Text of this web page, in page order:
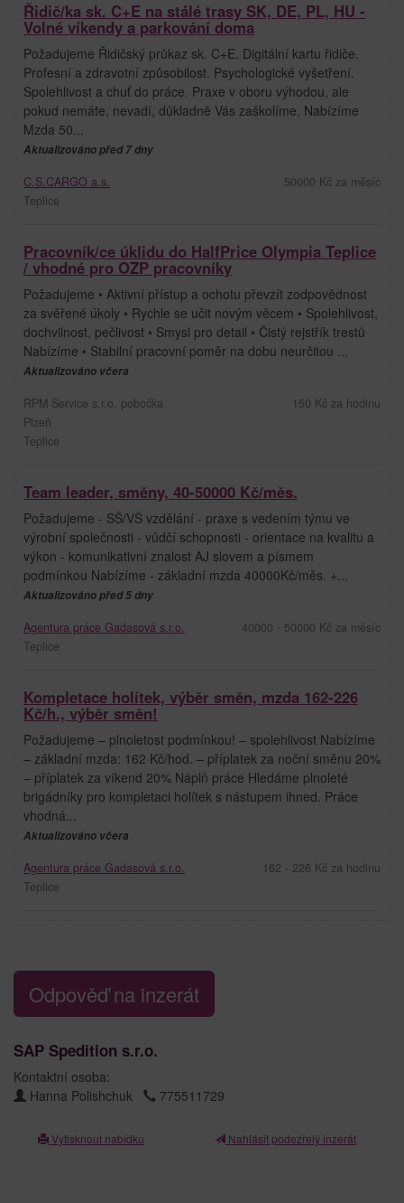
Řidič/ka sk. C+E na stálé trasy SK, DE, PL, HU -
Volné víkendy a parkování doma
Požadujeme Řidičský průkaz sk. C+E. Digitální kartu řidiče.
Profesní a zdravotní způsobilost. Psychologické vyšetření.
Spolehlivost a chuť do práce. Praxe v oboru výhodou, ale
pokud nemáte, nevadí, důkladně Vás zaškolíme. Nabízíme
Mzda 50...
Aktualizováno před 7 dny
C.S.CARGO a.s.
Teplice
50000 Kč za měsíc
Pracovník/ce úklidu do HalfPrice Olympia Teplice
/ vhodné pro OZP pracovníky
Požadujeme • Aktivní přístup a ochotu převzít zodpovědnost
za svěřené úkoly • Rychle se učit novým věcem • Spolehlivost,
dochvilnost, pečlivost • Smysl pro detail • Čistý rejstřík trestů
Nabízíme • Stabilní pracovní poměr na dobu neurčitou ...
Aktualizováno včera
RPM Service s.r.o. pobočka
Plzeň
Teplice
150 Kč za hodinu
Team leader, směny, 40-50000 Kč/měs.
Požadujeme - SŠ/VŠ vzdělání - praxe s vedením týmu ve
výrobní společnosti - vůdčí schopnosti - orientace na kvalitu a
výkon - komunikativní znalost AJ slovem a písmem
podmínkou Nabízíme - základní mzda 40000Kč/měs. +...
Aktualizováno před 5 dny
Agentura práce Gadasová s.r.o.
Teplice
40000 - 50000 Kč za měsíc
Kompletace holítek, výběr směn, mzda 162-226
Kč/h., výběr směn!
Požadujeme – plnoletost podmínkou! – spolehlivost Nabízíme
– základní mzda: 162 Kč/hod. – příplatek za noční směnu 20%
– příplatek za víkend 20% Náplň práce Hledáme plnoleté
brigádníky pro kompletaci holítek s nástupem ihned. Práce
vhodná...
Aktualizováno včera
Agentura práce Gadasová s.r.o.
Teplice
162 - 226 Kč za hodinu
Odpověď na inzerát
SAP Spedition s.r.o.
Kontaktní osoba:
Hanna Polishchuk
775511729
Vytisknout nabídku Nahlásit podezřelý inzerát